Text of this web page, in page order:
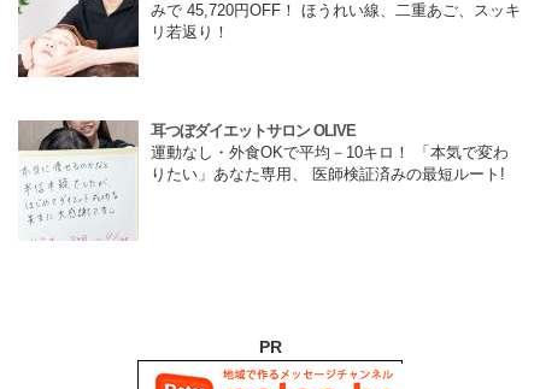
みで 45,720円OFF！ ほうれい線、二重あご、スッキ
リ若返り！
耳つぼダイエットサロン OLIVE
運動なし・外食OKで平均－10キロ！ 「本気で変わ
りたい」あなた専用、 医師検証済みの最短ルート!
PR